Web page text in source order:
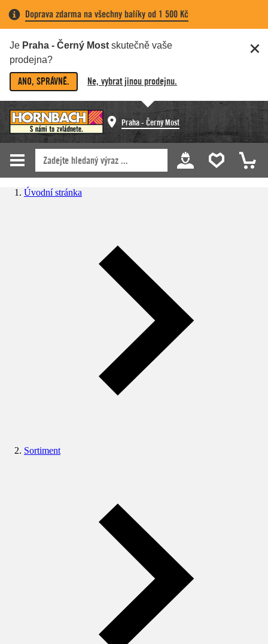
Doprava zdarma na všechny balíky od 1 500 Kč
Je Praha - Černý Most skutečně vaše
prodejna?
ANO, SPRÁVNĚ. Ne, vybrat jinou prodejnu.
Praha - Černý Most
Úvodní stránka
Sortiment